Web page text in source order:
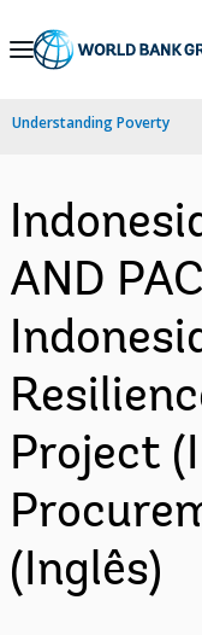
Skip
Navigation
Understanding Poverty
AND
Project
(Inglês)